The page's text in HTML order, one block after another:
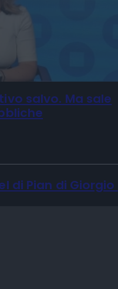
salvo. Ma sale
di Pian di Giorgio